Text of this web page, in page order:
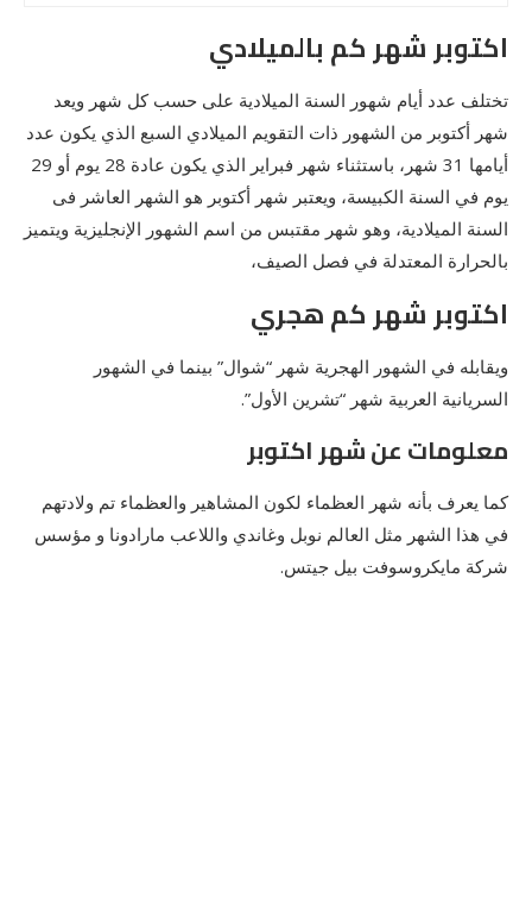
اكتوبر شهر كم بالميلادي
تختلف عدد أيام شهور السنة الميلادية على حسب كل شهر ويعد
شهر أكتوبر من الشهور ذات التقويم الميلادي السبع الذي يكون عدد
أيامها 31 شهر، باستثناء شهر فبراير الذي يكون عادة 28 يوم أو 29
يوم في السنة الكبيسة، ويعتبر شهر أكتوبر هو الشهر العاشر فى
السنة الميلادية، وهو شهر مقتبس من اسم الشهور الإنجليزية ويتميز
بالحرارة المعتدلة في فصل الصيف،
اكتوبر شهر كم هجري
ويقابله في الشهور الهجرية شهر “شوال” بينما في الشهور
السريانية العربية شهر “تشرين الأول”.
معلومات عن شهر اكتوبر
كما يعرف بأنه شهر العظماء لكون المشاهير والعظماء تم ولادتهم
في هذا الشهر مثل العالم نوبل وغاندي واللاعب مارادونا و مؤسس
شركة مايكروسوفت بيل جيتس.